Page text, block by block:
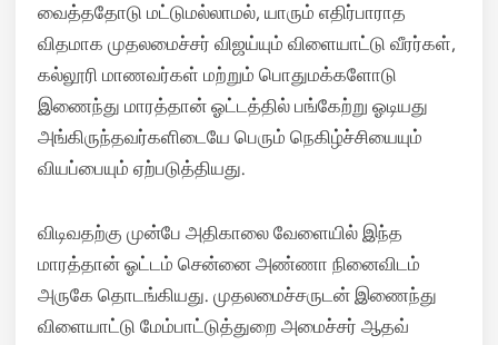
வைத்ததோடு மட்டுமல்லாமல், யாரும் எதிர்பாராத
விதமாக முதலமைச்சர் விஜய்யும் விளையாட்டு வீரர்கள்,
கல்லூரி மாணவர்கள் மற்றும் பொதுமக்களோடு
இணைந்து மாரத்தான் ஓட்டத்தில் பங்கேற்று ஓடியது
அங்கிருந்தவர்களிடையே பெரும் நெகிழ்ச்சியையும்
வியப்பையும் ஏற்படுத்தியது.
விடிவதற்கு முன்பே அதிகாலை வேளையில் இந்த
மாரத்தான் ஓட்டம் சென்னை அண்ணா நினைவிடம்
அருகே தொடங்கியது. முதலமைச்சருடன் இணைந்து
விளையாட்டு மேம்பாட்டுத்துறை அமைச்சர் ஆதவ்